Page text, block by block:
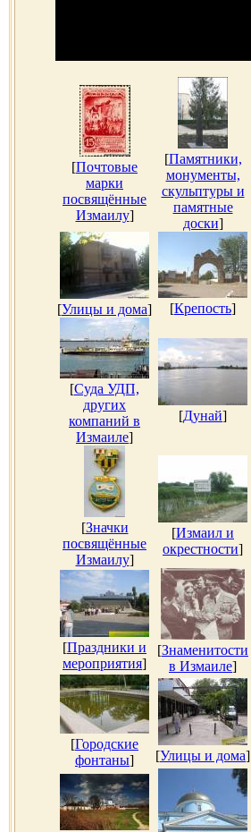
[Почтовые
марки
посвящённые
Измаилу]
[Памятники,
монументы,
скульптуры и
памятные
доски]
[Улицы и дома] [Крепость]
[Суда УДП,
других
компаний в
Измаиле]
[Дунай]
[Значки
посвящённые
Измаилу]
[Измаил и
окрестности]
[Праздники и
мероприятия]
[Знаменитости
в Измаиле]
[Городские
фонтаны] [Улицы и дома]